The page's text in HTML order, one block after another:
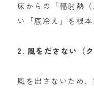
床からの「輻射熱
い「底冷え」を根
2. 風をださない（
風を出さないため